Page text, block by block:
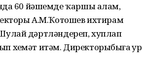
60 йәшемде ҡаршы алам,
А.М.Ҡотошев ихтирам
Шулай дәртләндереп, хуплап
итәм. Директорыбыҙға ҙур